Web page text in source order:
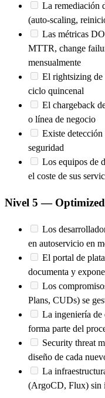
La remediación
(auto-scaling,
Las métricas
MTTR, change
mensualmente
El rightsizing de
ciclo quincenal
El chargeback
o línea de negocio
Existe detección
seguridad
Los equipos de
el coste de sus
Nivel 5 — Optimized
Los
en autoservicio en
El portal de
documenta y
Los
Plans, CUDs) se
La ingeniería de
forma parte del
Security threat
diseño de cada
La
(ArgoCD, Flux) sin